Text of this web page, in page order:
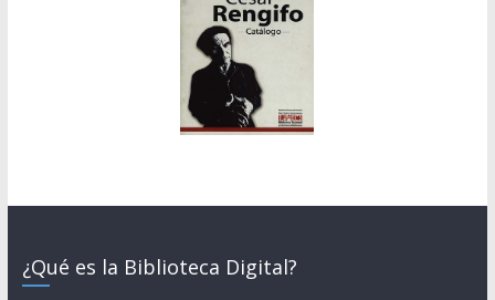
¿Qué es la Biblioteca Digital?